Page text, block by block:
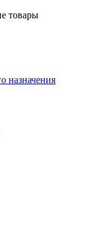
товары
назначения